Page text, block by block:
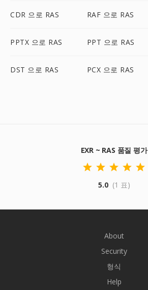
CDR 으로 RAS RAF 으로 RAS
PPTX 으로 RAS PPT 으로 RAS
DST 으로 RAS PCX 으로 RAS
EXR ~ RAS 품질 평가
5.0 (1 표)
About
Security
형식
Help